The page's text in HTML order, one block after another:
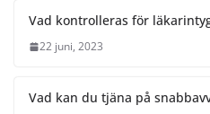
Vad kontrolleras för
22 juni, 2023
Vad kan du tjäna på